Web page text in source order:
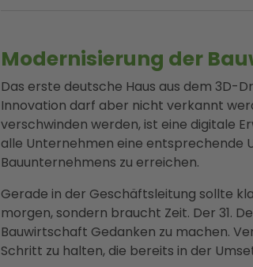
Modernisierung der
Das erste deutsche Haus aus dem 3D-
Innovation darf aber nicht verkannt
verschwinden werden, ist eine digitale
alle Unternehmen eine entsprechende
Bauunternehmens zu erreichen.
Gerade in der Geschäftsleitung sollte
morgen, sondern braucht Zeit. Der 31.
Bauwirtschaft Gedanken zu machen.
Schritt zu halten, die bereits in der